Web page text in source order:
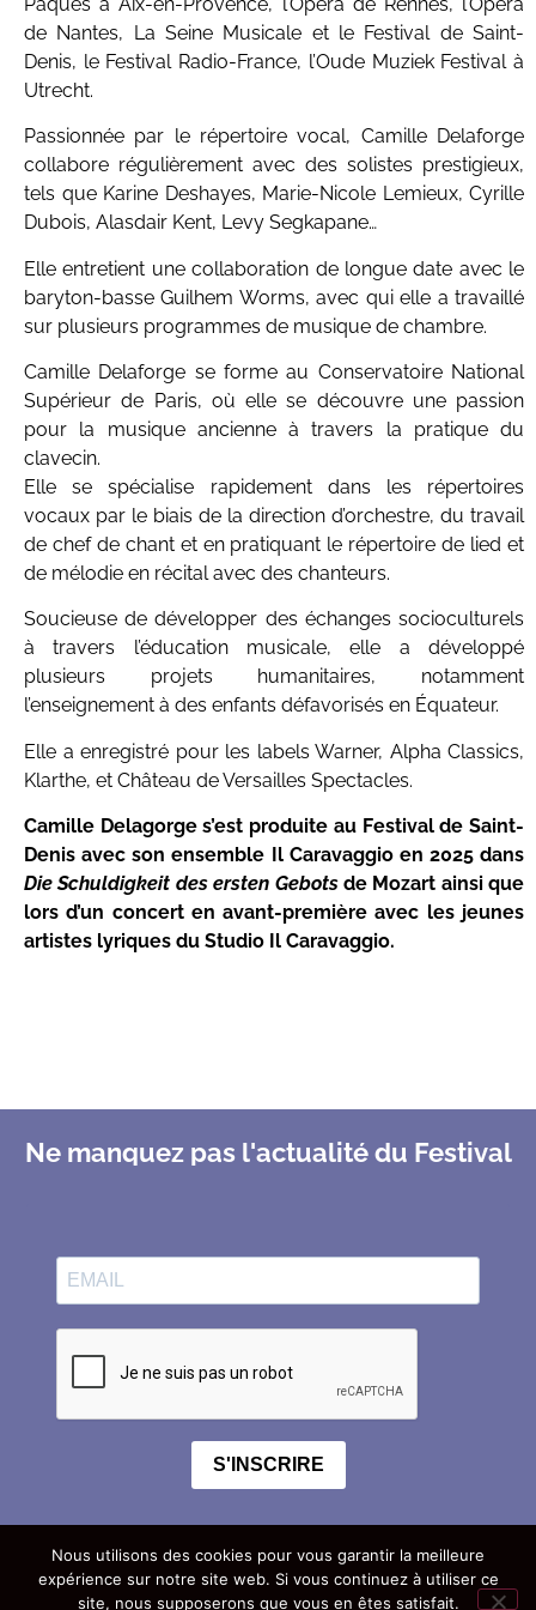
de Nantes, La Seine Musicale et le Festival de Saint-
Denis, le Festival Radio-France, l’Oude Muziek Festival à
Utrecht.
Passionnée par le répertoire vocal, Camille Delaforge
collabore régulièrement avec des solistes prestigieux,
tels que Karine Deshayes, Marie-Nicole Lemieux, Cyrille
Dubois, Alasdair Kent, Levy Segkapane…
Elle entretient une collaboration de longue date avec le
baryton-basse Guilhem Worms, avec qui elle a travaillé
sur plusieurs programmes de musique de chambre.
Camille Delaforge se forme au Conservatoire National
Supérieur de Paris, où elle se découvre une passion
pour la musique ancienne à travers la pratique du
clavecin.
Elle se spécialise rapidement dans les répertoires
vocaux par le biais de la direction d’orchestre, du travail
de chef de chant et en pratiquant le répertoire de lied et
de mélodie en récital avec des chanteurs.
Soucieuse de développer des échanges socioculturels
à travers l’éducation musicale, elle a développé
plusieurs projets humanitaires, notamment
l’enseignement à des enfants défavorisés en Équateur.
Elle a enregistré pour les labels Warner, Alpha Classics,
Klarthe, et Château de Versailles Spectacles.
Camille Delagorge s’est produite au Festival de Saint-
Denis avec son ensemble Il Caravaggio en 2025 dans
Die Schuldigkeit des ersten Gebots de Mozart ainsi que
lors d’un concert en avant-première avec les jeunes
artistes lyriques du Studio Il Caravaggio.
Ne manquez pas l'actualité du Festival
S'INSCRIRE
à propos contact mentions légales
Nous utilisons des cookies pour vous garantir la meilleure
expérience sur notre site web. Si vous continuez à utiliser ce
site, nous supposerons que vous en êtes satisfait.